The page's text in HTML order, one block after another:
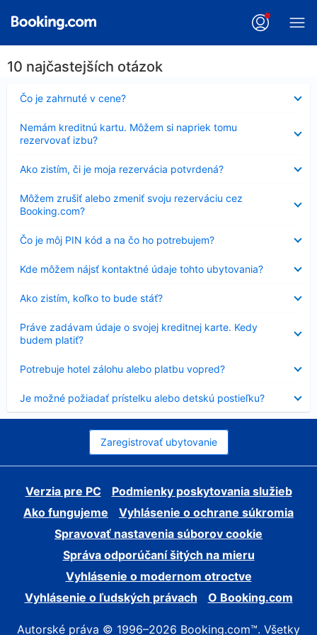
10 najčastejších otázok
Čo je zahrnuté v cene?
Nezobrazuje
sa
Nemám kreditnú kartu. Môžem si napriek tomu
rezervovať izbu?
sa
Ako zistím, či je moja rezervácia potvrdená?
sa
Môžem zrušiť alebo zmeniť svoju rezerváciu cez
Booking.com?
sa
Čo je môj PIN kód a na čo ho potrebujem?
Nezobrazuje
sa
Kde môžem nájsť kontaktné údaje tohto ubytovania?
sa
Ako zistím, koľko to bude stáť?
sa
Práve zadávam údaje o svojej kreditnej karte. Kedy
budem platiť?
sa
Potrebuje hotel zálohu alebo platbu vopred?
sa
Je možné požiadať prístelku alebo detskú postieľku?
sa
Zaregistrovať ubytovanie
Verzia pre PC
Podmienky poskytovania služieb
Ako fungujeme
Vyhlásenie o ochrane súkromia
Spravovať nastavenia súborov cookie
Správa odporúčaní šitých na mieru
Vyhlásenie o modernom otroctve
Vyhlásenie o ľudských právach
O Booking.com
Autorské práva © 1996–2026 Booking.com™. Všetky